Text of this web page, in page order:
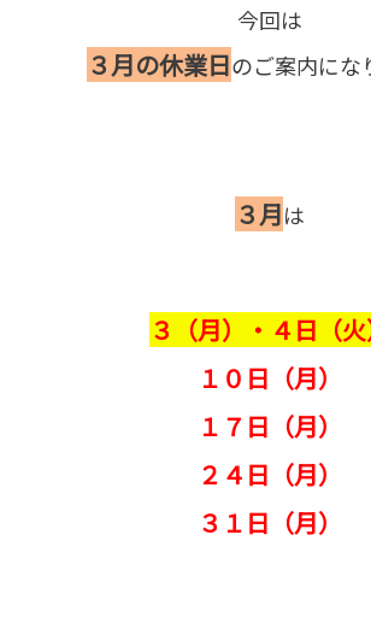
今回は
３月の休業日のご案内にな
３月は
３（月）・４日（火
１０日（月）
１７ 日（月）
２４日（月）
３１日（月）